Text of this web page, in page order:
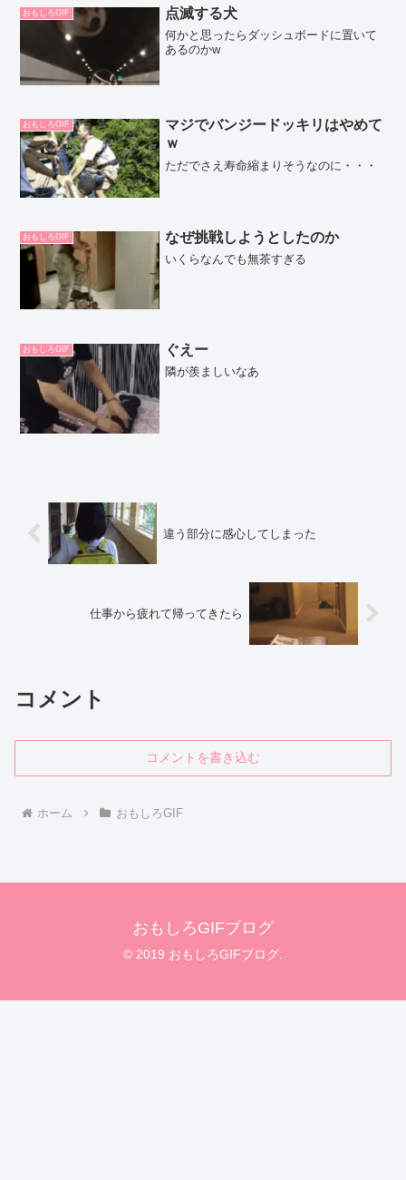
おもしろGIF 点滅する犬
何かと思ったらダッシュボードに置いて
あるのかw
おもしろGIF
マジでバンジードッキリはやめて
ｗ
ただでさえ寿命縮まりそうなのに・・・
おもしろGIF なぜ挑戦しようとしたのか
いくらなんでも無茶すぎる
おもしろGIF ぐえー
隣が羨ましいなあ
違う部分に感心してしまった
仕事から疲れて帰ってきたら
コメント
コメントを書き込む
ホーム おもしろGIF
おもしろGIFブログ
© 2019 おもしろGIFブログ.